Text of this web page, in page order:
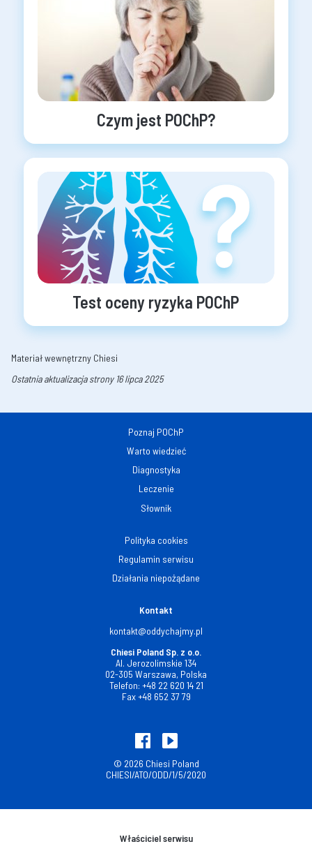
Czym jest POChP?
Test oceny ryzyka POChP
Materiał wewnętrzny Chiesi
Ostatnia aktualizacja strony 16 lipca 2025
Poznaj POChP
Warto wiedzieć
Diagnostyka
Leczenie
Słownik
Polityka cookies
Regulamin serwisu
Działania niepożądane
Kontakt
kontakt@oddychajmy.pl
Chiesi Poland Sp. z o.o.
Al. Jerozolimskie 134
02-305 Warszawa, Polska
Telefon: +48 22 620 14 21
Fax+48 652 37 79
© 2026 Chiesi Poland
CHIESI/ATO/ODD/1/5/2020
Właściciel serwisu